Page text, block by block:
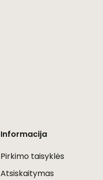
Informacija
Pirkimo taisyklės
Atsiskaitymas